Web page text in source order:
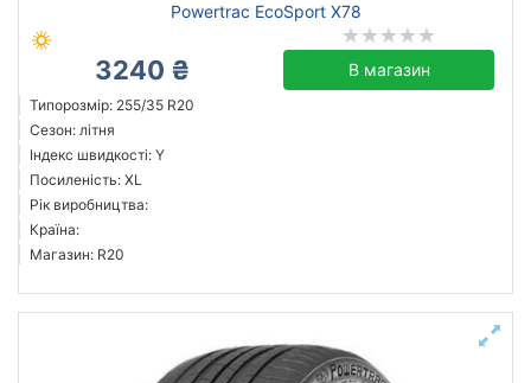
Powertrac EcoSport X78
3240 ₴ В магазин
Типорозмір: 255/35 R20
Сезон: літня
Індекс швидкості: Y
Посиленість: XL
Рік виробництва:
Країна:
Магазин: R20